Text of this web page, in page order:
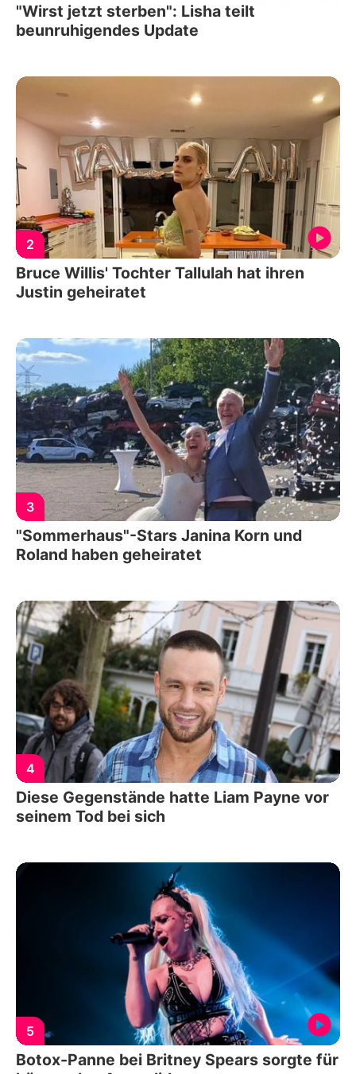
"Wirst jetzt sterben": Lisha teilt
beunruhigendes Update
2
Bruce Willis' Tochter Tallulah hat ihren
Justin geheiratet
3
"Sommerhaus"-Stars Janina Korn und
Roland haben geheiratet
4
Diese Gegenstände hatte Liam Payne vor
seinem Tod bei sich
5
Botox-Panne bei Britney Spears sorgte für